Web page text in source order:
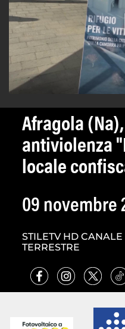
Afragola
antiviolenza
locale
09 novembre
STILETV HD
TERRESTRE